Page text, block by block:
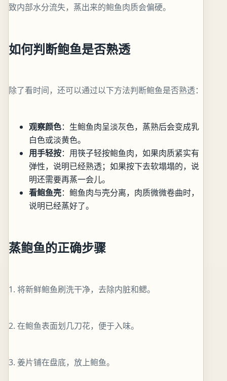
致内部水分流失，蒸出来的鲍鱼肉质会偏硬。
如何判断鲍鱼是否熟透
除了看时间，还可以通过以下方法判断鲍鱼是否熟透：
观察颜色：生鲍鱼肉呈淡灰色，蒸熟后会变成乳
白色或淡黄色。
用手轻按：用筷子轻按鲍鱼肉，如果肉质紧实有
弹性，说明已经熟透；如果按下去软塌塌的，说
明还需要再蒸一会儿。
看鲍鱼壳：鲍鱼肉与壳分离，肉质微微卷曲时，
说明已经蒸好了。
蒸鲍鱼的正确步骤
1. 将新鲜鲍鱼刷洗干净，去除内脏和鳃。
2. 在鲍鱼表面划几刀花，便于入味。
3. 姜片铺在盘底，放上鲍鱼。